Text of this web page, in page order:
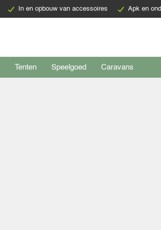
In en opbouw van accessoires Apk en
Tenten Speelgoed Caravans